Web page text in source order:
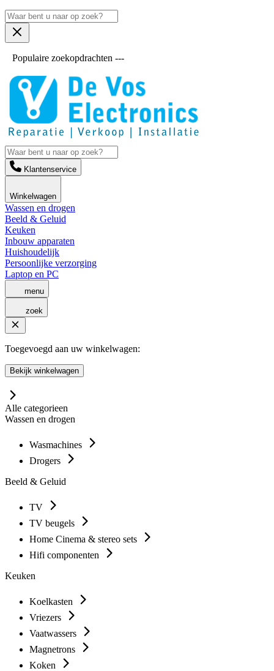
Populaire zoekopdrachten ---
Klantenservice
Winkelwagen
Wassen en drogen
Beeld & Geluid
Keuken
Inbouw apparaten
Huishoudelijk
Persoonlijke verzorging
Laptop en PC
menu
zoek
Toegevoegd aan uw winkelwagen:
Bekijk winkelwagen
Alle categorieen
Wassen en drogen
Wasmachines
Drogers
Beeld & Geluid
TV
TV beugels
Home Cinema & stereo sets
Hifi componenten
Keuken
Koelkasten
Vriezers
Vaatwassers
Magnetrons
Koken